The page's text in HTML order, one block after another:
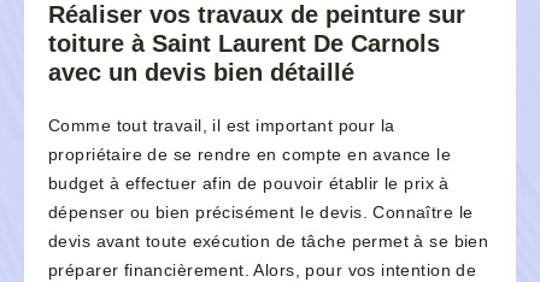
Réaliser vos travaux de peinture sur
toiture à Saint Laurent De Carnols
avec un devis bien détaillé
Comme tout travail, il est important pour la
propriétaire de se rendre en compte en avance le
budget à effectuer afin de pouvoir établir le prix à
dépenser ou bien précisément le devis. Connaître le
devis avant toute exécution de tâche permet à se bien
préparer financièrement. Alors, pour vos intention de